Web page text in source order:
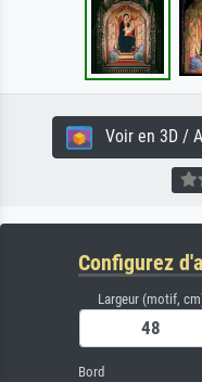
Voir en 3D /
Configurez
Largeur (motif,
Bord